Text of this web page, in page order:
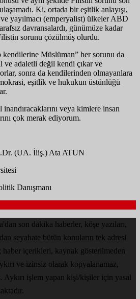
Ki, ortada bir eşitlik anlayışı,
yayılmacı (emperyalist) ülkeler ABD
davransalardı, günümüze kadar
sorunu çözülmüş olurdu.
Müslüman” her sorunu da
ve adaletli değil kendi çıkar ve
sonra da kendilerinden olmayanlara
eşitlik ve hukukun üstünlüğü
veya kimlere insan
çok merak ediyorum.
(UA. İliş.) Ata ATUN
Danışmanı
son dakika haberler, köşe yazıları,
seyahate bütün konuların tek adresi
içerikleri, kaynak gösterilmeden
ve izinsiz olarak kopyalanamaz,
Aykırı işlem yapan kişi/kişiler için yasal